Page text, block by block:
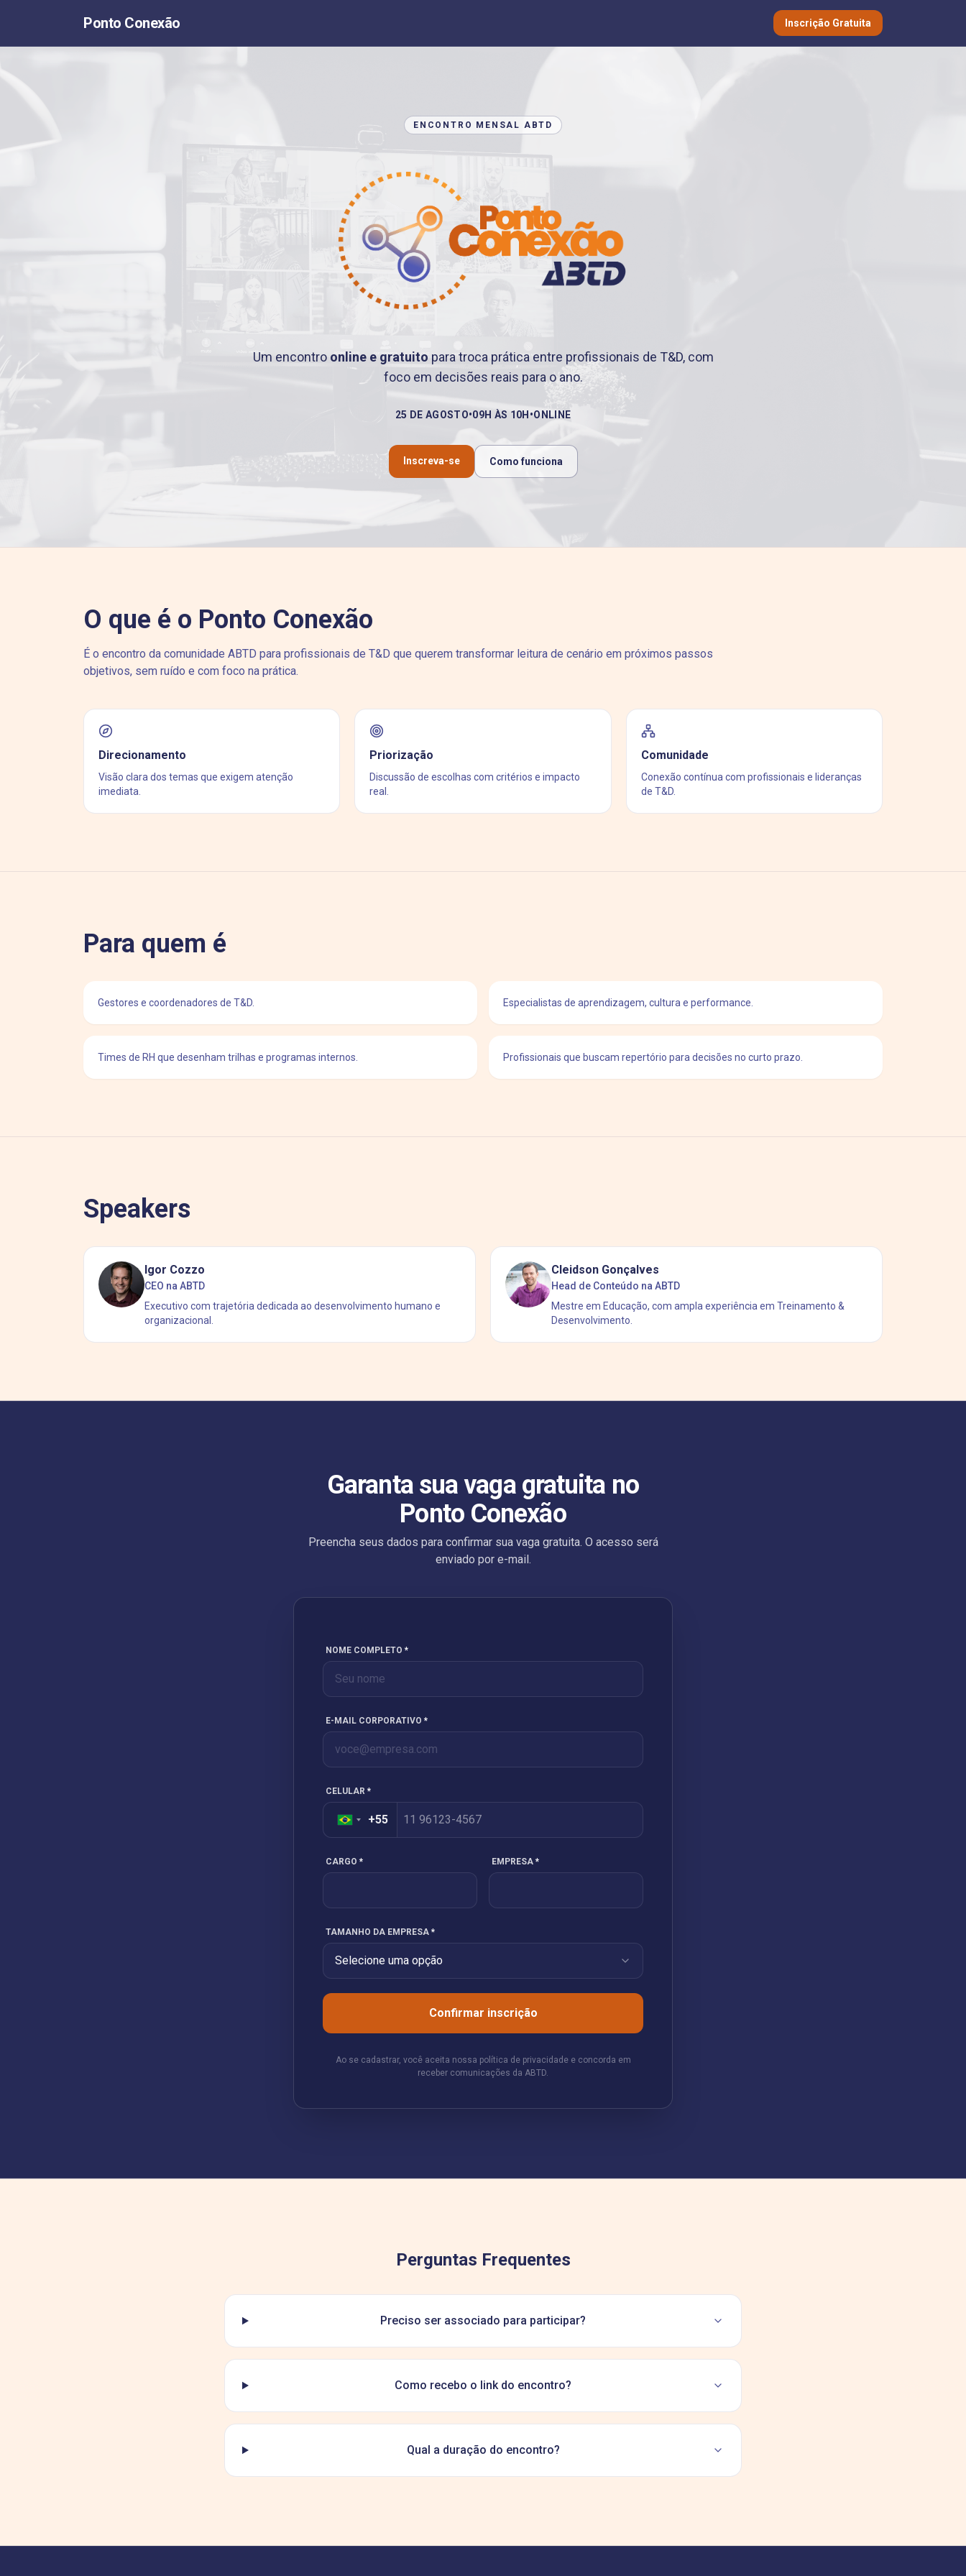
Ponto Conexão Inscrição Gratuita
ENCONTRO MENSAL ABTD
Um encontro online e gratuitopara troca prática entre profissionais de T&D, com
foco em decisões reais para o ano.
25 DE AGOSTO•09H ÀS 10H •ONLINE
Inscreva-se Como funciona
O que é o Ponto Conexão
É o encontro da comunidade ABTD para profissionais de T&D que querem transformar leitura de cenário em próximos passos
objetivos, sem ruído e com foco na prática.
Direcionamento
Visão clara dos temas que exigem atenção
imediata.
Priorização
Discussão de escolhas com critérios e impacto
real.
Comunidade
Conexão contínua com profissionais e lideranças
de T&D.
Para quem é
Gestores e coordenadores de T&D. Especialistas de aprendizagem, cultura e performance.
Times de RH que desenham trilhas e programas internos. Profissionais que buscam repertório para decisões no curto prazo.
Speakers
Igor Cozzo
CEO na ABTD
Executivo com trajetória dedicada ao desenvolvimento humano e
organizacional.
Cleidson Gonçalves
Head de Conteúdo na ABTD
Mestre em Educação, com ampla experiência em Treinamento &
Desenvolvimento.
Garanta sua vaga gratuita no
Ponto Conexão
Preencha seus dados para confirmar sua vaga gratuita. O acesso será
enviado por e-mail.
NOME COMPLETO *
E-MAIL CORPORATIVO *
CELULAR *
Brazil
+55
+55
CARGO * EMPRESA *
TAMANHO DA EMPRESA *
Selecione uma opção
Confirmar inscrição
Ao se cadastrar, você aceita nossa política de privacidade e concorda em
receber comunicações da ABTD.
Perguntas Frequentes
Preciso ser associado para participar?
Como recebo o link do encontro?
Qual a duração do encontro?